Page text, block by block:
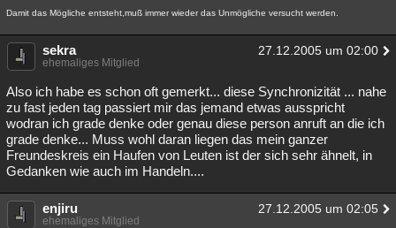
Damit das Mögliche entsteht,muß immer wieder das Unmögliche versucht werden.
sekra 27.12.2005 um 02:00
ehemaliges Mitglied
Also ich habe es schon oft gemerkt... diese Synchronizität ... nahe
zu fast jeden tag passiert mir das jemand etwas ausspricht
wodran ich grade denke oder genau diese person anruft an die ich
grade denke... Muss wohl daran liegen das mein ganzer
Freundeskreis ein Haufen von Leuten ist der sich sehr ähnelt, in
Gedanken wie auch im Handeln....
enjiru 27.12.2005 um 02:05
ehemaliges Mitglied